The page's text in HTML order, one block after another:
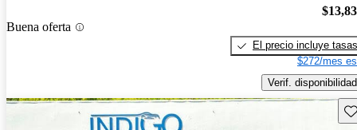
Buena oferta
El precio incluye tasas
$272/mes
Verif. disponibilidad